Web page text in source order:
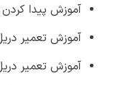
آموزش پیدا
آموزش تعمیر دریل
آموزش تعمیر